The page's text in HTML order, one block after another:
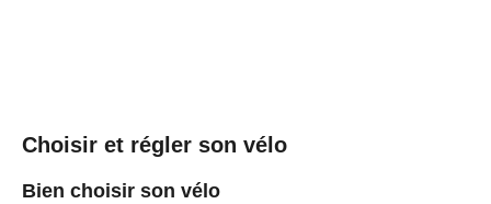
Choisir et régler son vélo
Bien choisir son vélo